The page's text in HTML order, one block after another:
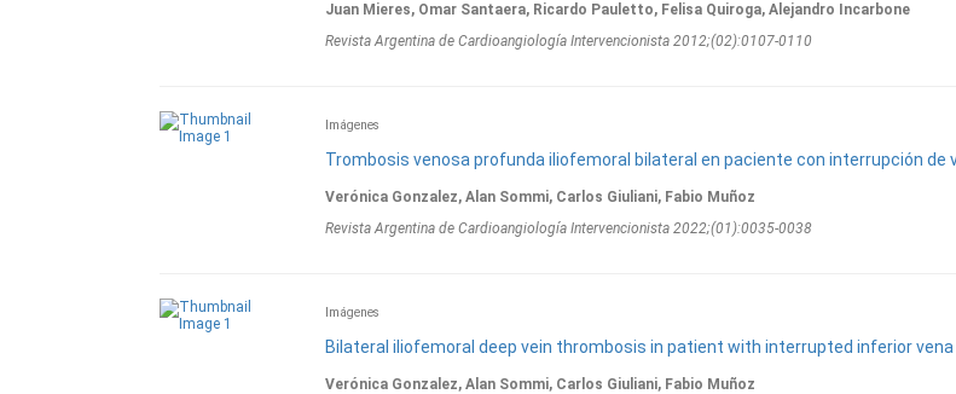
Juan Mieres, Omar Santaera, Ricardo Pauletto, Felisa Quiroga, Alejandro Incarbone
Revista Argentina de Cardioangiologí­a Intervencionista 2012;(02):0107-0110
Imágenes
Trombosis venosa profunda iliofemoral bilateral en paciente con interrupción de
Verónica Gonzalez, Alan Sommi, Carlos Giuliani, Fabio Muñoz
Revista Argentina de Cardioangiologí­a Intervencionista 2022;(01):0035-0038
Imágenes
Bilateral iliofemoral deep vein thrombosis in patient with interrupted inferior vena
Verónica Gonzalez, Alan Sommi, Carlos Giuliani, Fabio Muñoz